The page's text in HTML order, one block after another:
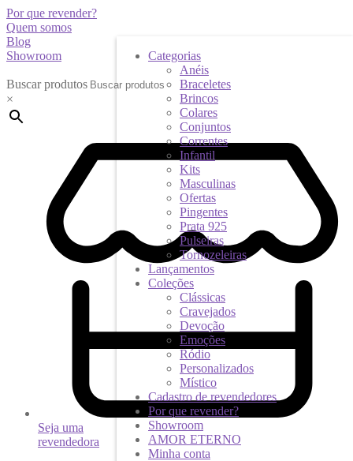
Por que revender?
Quem somos
Blog
Showroom
Buscar produtos
×
Seja uma
revendedora
Categorias
Anéis
Braceletes
Brincos
Colares
Conjuntos
Correntes
Infantil
Kits
Masculinas
Ofertas
Pingentes
Prata 925
Pulseiras
Tornozeleiras
Lançamentos
Coleções
Clássicas
Cravejados
Devoção
Emoções
Ródio
Personalizados
Místico
Cadastro de revendedores
Por que revender?
Showroom
AMOR ETERNO
Minha conta